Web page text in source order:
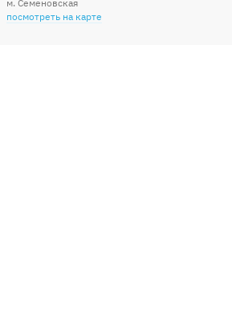
м. Семеновская
посмотреть на карте